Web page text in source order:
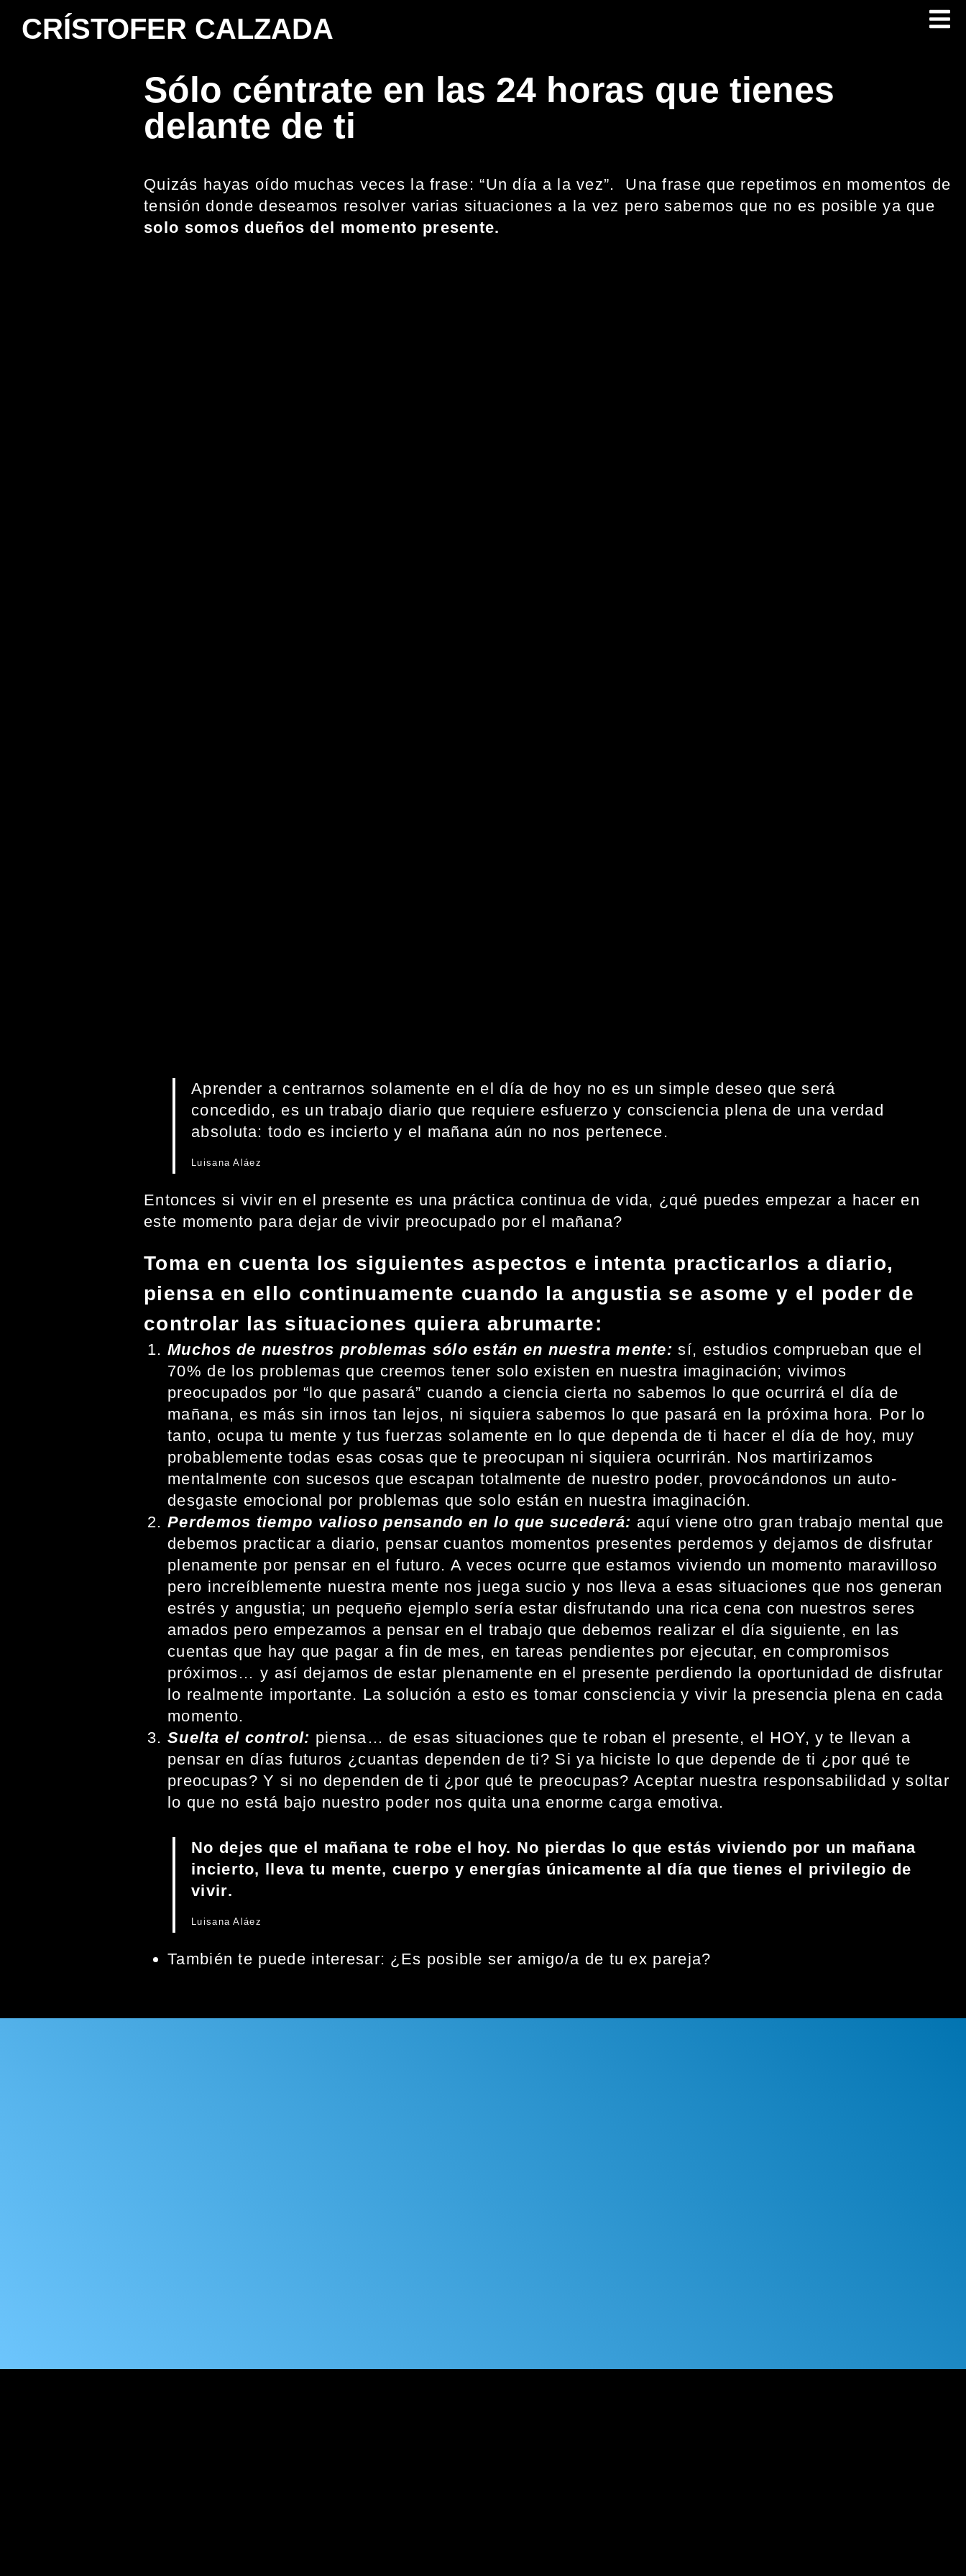
CRÍSTOFER CALZADA
Sólo céntrate en las 24 horas que tienes
delante de ti
Quizás hayas oído muchas veces la frase: “Un día a la vez”. Una frase que repetimos en momentos de
tensión donde deseamos resolver varias situaciones a la vez pero sabemos que no es posible ya que
solo somos dueños del momento presente.
Aprender a centrarnos solamente en el día de hoy no es un simple deseo que será
concedido, es un trabajo diario que requiere esfuerzo y consciencia plena de una verdad
absoluta: todo es incierto y el mañana aún no nos pertenece.
Luisana Aláez
Entonces si vivir en el presente es una práctica continua de vida, ¿qué puedes empezar a hacer en
este momento para dejar de vivir preocupado por el mañana?
Toma en cuenta los siguientes aspectos e intenta practicarlos a diario,
piensa en ello continuamente cuando la angustia se asome y el poder de
controlar las situaciones quiera abrumarte:
Muchos de nuestros problemas sólo están en nuestra mente: sí, estudios comprueban que el
70% de los problemas que creemos tener solo existen en nuestra imaginación; vivimos
preocupados por “lo que pasará” cuando a ciencia cierta no sabemos lo que ocurrirá el día de
mañana, es más sin irnos tan lejos, ni siquiera sabemos lo que pasará en la próxima hora. Por lo
tanto, ocupa tu mente y tus fuerzas solamente en lo que dependa de ti hacer el día de hoy, muy
probablemente todas esas cosas que te preocupan ni siquiera ocurrirán. Nos martirizamos
mentalmente con sucesos que escapan totalmente de nuestro poder, provocándonos un auto-
desgaste emocional por problemas que solo están en nuestra imaginación.
Perdemos tiempo valioso pensando en lo que sucederá: aquí viene otro gran trabajo mental que
debemos practicar a diario, pensar cuantos momentos presentes perdemos y dejamos de disfrutar
plenamente por pensar en el futuro. A veces ocurre que estamos viviendo un momento maravilloso
pero increíblemente nuestra mente nos juega sucio y nos lleva a esas situaciones que nos generan
estrés y angustia; un pequeño ejemplo sería estar disfrutando una rica cena con nuestros seres
amados pero empezamos a pensar en el trabajo que debemos realizar el día siguiente, en las
cuentas que hay que pagar a fin de mes, en tareas pendientes por ejecutar, en compromisos
próximos… y así dejamos de estar plenamente en el presente perdiendo la oportunidad de disfrutar
lo realmente importante. La solución a esto es tomar consciencia y vivir la presencia plena en cada
momento.
Suelta el control: piensa… de esas situaciones que te roban el presente, el HOY, y te llevan a
pensar en días futuros ¿cuantas dependen de ti? Si ya hiciste lo que depende de ti ¿por qué te
preocupas? Y si no dependen de ti ¿por qué te preocupas? Aceptar nuestra responsabilidad y soltar
lo que no está bajo nuestro poder nos quita una enorme carga emotiva.
No dejes que el mañana te robe el hoy. No pierdas lo que estás viviendo por un mañana
incierto, lleva tu mente, cuerpo y energías únicamente al día que tienes el privilegio de
vivir.
Luisana Aláez
También te puede interesar: ¿Es posible ser amigo/a de tu ex pareja?